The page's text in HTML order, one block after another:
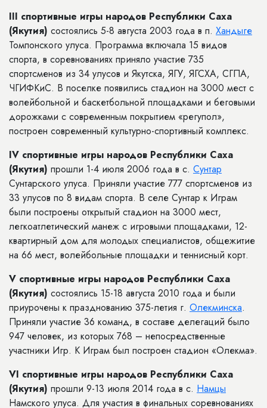
III спортивные игры народов Республики Саха
(Якутия) состоялись 5-8 августа 2003 года в п. Хандыге
Томпонского улуса. Программа включала 15 видов
спорта, в соревнованиях приняло участие 735
спортсменов из 34 улусов и Якутска, ЯГУ, ЯГСХА, СГПА,
ЧГИФКиС. В поселке появились стадион на 3000 мест с
волейбольной и баскетбольной площадками и беговыми
дорожками с современным покрытием «регупол»,
построен современный культурно-спортивный комплекс.
IV спортивные игры народов Республики Саха
(Якутия) прошли 1-4 июля 2006 года в с. Сунтар
Сунтарского улуса. Приняли участие 777 спортсменов из
33 улусов по 8 видам спорта. В селе Сунтар к Играм
были построены открытый стадион на 3000 мест,
легкоатлетический манеж с игровыми площадками, 12-
квартирный дом для молодых специалистов, общежитие
на 66 мест, волейбольные площадки и теннисный корт.
V спортивные игры народов Республики Саха
(Якутия) состоялись 15-18 августа 2010 года и были
приурочены к празднованию 375-летия г. Олекминска.
Приняли участие 36 команд, в составе делегаций было
947 человек, из которых 768 – непосредственные
участники Игр. К Играм был построен стадион «Олекма».
VI спортивные игры народов Республики Саха
(Якутия) прошли 9-13 июля 2014 года в с. Намцы
Намского улуса. Для участия в финальных соревнованиях